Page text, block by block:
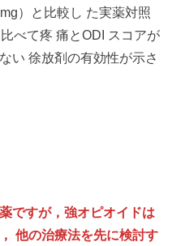
）と比較し た実薬対照
べて疼 痛とODI スコアが
い 徐放剤の有効性が示さ
ですが，強オピオイドは
他の治療法を先に検討す